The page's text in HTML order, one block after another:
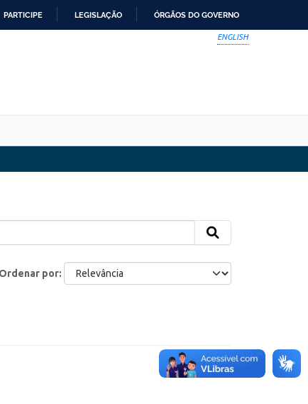
PARTICIPE LEGISLAÇÃO ÓRGÃOS DO GOVERNO
ENGLISH
Ordenar por